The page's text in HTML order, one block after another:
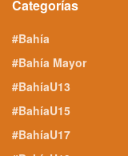
Categorías
#Bahía
#Bahía Mayor
#BahíaU13
#BahíaU15
#BahíaU17